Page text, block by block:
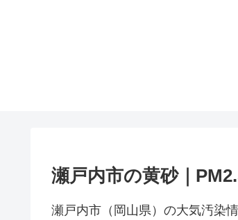
瀬戸内市の黄砂｜
瀬戸内市（岡山県）の大気汚染